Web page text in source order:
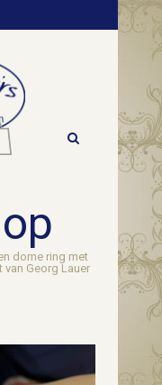
dome ring met
Georg Lauer